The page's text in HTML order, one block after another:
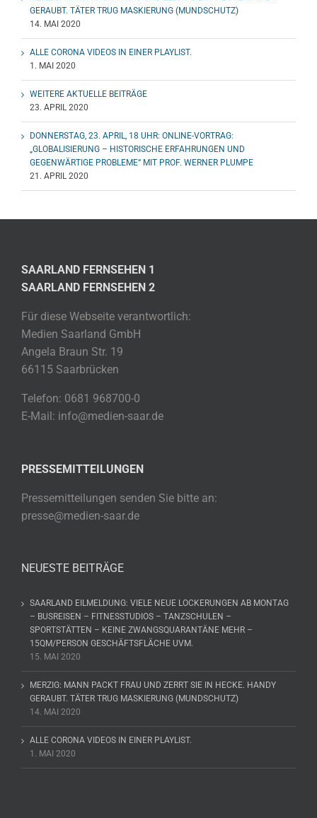
GERAUBT. TÄTER TRUG MASKIERUNG (MUNDSCHUTZ)
14. MAI 2020
ALLE CORONA VIDEOS IN EINER PLAYLIST.
1. MAI 2020
WEITERE AKTUELLE BEITRÄGE
23. APRIL 2020
DONNERSTAG, 23. APRIL, 18 UHR: ONLINE-VORTRAG:
„GLOBALISIERUNG – HISTORISCHE ERFAHRUNGEN UND
GEGENWÄRTIGE PROBLEME“ MIT PROF. WERNER PLUMPE
21. APRIL 2020
SAARLAND FERNSEHEN 1
SAARLAND FERNSEHEN 2
Für diese Webseite verantwortlich:
Medien Saarland GmbH
Angela Braun Str. 19
66115 Saarbrücken
Telefon: 0681 968700-0
E-Mail: info@medien-saar.de
PRESSEMITTEILUNGEN
Pressemitteilungen senden Sie bitte an:
presse@medien-saar.de
NEUESTE BEITRÄGE
SAARLAND EILMELDUNG: VIELE NEUE LOCKERUNGEN AB MONTAG
– BUSREISEN – FITNESSTUDIOS – TANZSCHULEN –
SPORTSTÄTTEN – KEINE ZWANGSQUARANTÄNE MEHR –
15QM/PERSON GESCHÄFTSFLÄCHE UVM.
15. MAI 2020
MERZIG: MANN PACKT FRAU UND ZERRT SIE IN HECKE. HANDY
GERAUBT. TÄTER TRUG MASKIERUNG (MUNDSCHUTZ)
14. MAI 2020
ALLE CORONA VIDEOS IN EINER PLAYLIST.
1. MAI 2020